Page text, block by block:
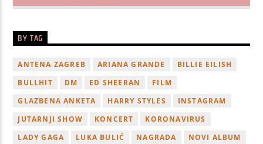
BY TAG
ANTENA ZAGREB ARIANA GRANDE
BILLIE EILISH
BULLHIT
DM ED SHEERAN
FILM
GLAZBENA ANKETA
HARRY STYLES
INSTAGRAM
JUTARNJI SHOW
KONCERT
KORONAVIRUS
LADY GAGA
LUKA BULIĆ NAGRADA
NOVI ALBUM